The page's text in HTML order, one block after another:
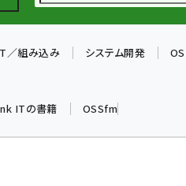
仲間と築いた勝利
／組み込み システム開発 OS
ITの書籍 OSSfm